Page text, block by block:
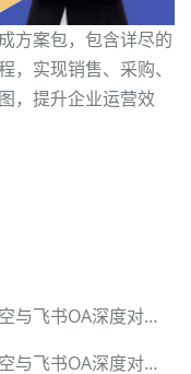
方案包，包含详尽的
实现销售、采购、
，提升企业运营效
基于轻易云数据集成平台的金蝶云星空与飞书OA深度对接技术实战手册
基于轻易云数据集成平台的金蝶云星空与飞书OA深度对接技术实战手册